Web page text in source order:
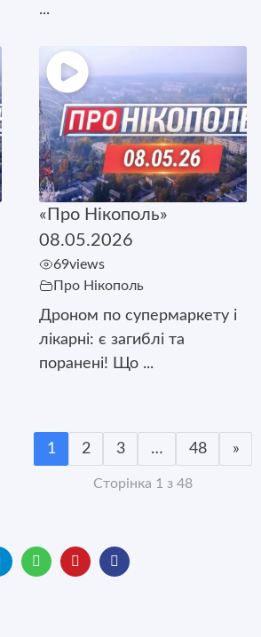
...
«Про Нікополь»
08.05.2026
69views
Про Нікополь
Дроном по супермаркету і
лікарні: є загиблі та
поранені! Що ...
1 2 3 … 48 »
Сторінка 1 з 48